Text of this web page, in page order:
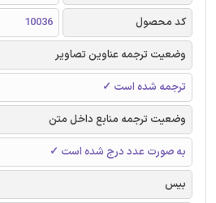
کد محصول
10036
وضعیت ترجمه عناوین تصاویر
ترجمه شده است ✓
وضعیت ترجمه منابع داخل متن
به صورت عدد درج شده است ✓
بیس